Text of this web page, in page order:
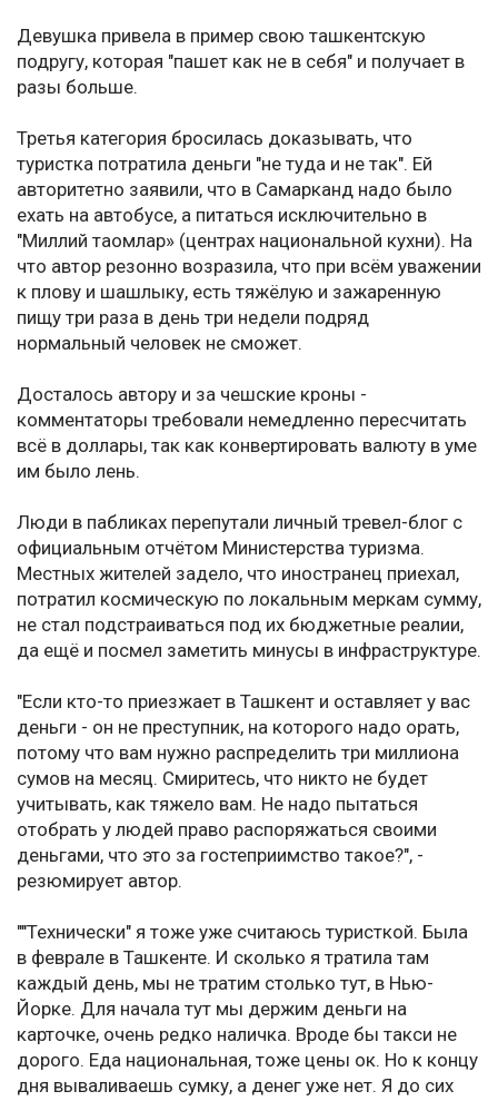
Девушка привела в пример свою ташкентскую
подругу, которая "пашет как не в себя" и получает в
разы больше.
Третья категория бросилась доказывать, что
туристка потратила деньги "не туда и не так". Ей
авторитетно заявили, что в Самарканд надо было
ехать на автобусе, а питаться исключительно в
"Миллий таомлар» (центрах национальной кухни). На
что автор резонно возразила, что при всём уважении
к плову и шашлыку, есть тяжёлую и зажаренную
пищу три раза в день три недели подряд
нормальный человек не сможет.
Досталось автору и за чешские кроны -
комментаторы требовали немедленно пересчитать
всё в доллары, так как конвертировать валюту в уме
им было лень.
Люди в пабликах перепутали личный тревел-блог с
официальным отчётом Министерства туризма.
Местных жителей задело, что иностранец приехал,
потратил космическую по локальным меркам сумму,
не стал подстраиваться под их бюджетные реалии,
да ещё и посмел заметить минусы в инфраструктуре.
"Если кто-то приезжает в Ташкент и оставляет у вас
деньги - он не преступник, на которого надо орать,
потому что вам нужно распределить три миллиона
сумов на месяц. Смиритесь, что никто не будет
учитывать, как тяжело вам. Не надо пытаться
отобрать у людей право распоряжаться своими
деньгами, что это за гостеприимство такое?", -
резюмирует автор.
""Технически" я тоже уже считаюсь туристкой. Была
в феврале в Ташкенте. И сколько я тратила там
каждый день, мы не тратим столько тут, в Нью-
Йорке. Для начала тут мы держим деньги на
карточке, очень редко наличка. Вроде бы такси не
дорого. Еда национальная, тоже цены ок. Но к концу
дня вываливаешь сумку, а денег уже нет. Я до сих